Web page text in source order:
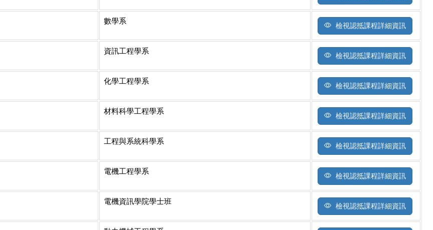
數學系
檢視認抵課程詳細資訊
資訊工程學系
檢視認抵課程詳細資訊
化學工程學系
檢視認抵課程詳細資訊
材料科學工程學系
檢視認抵課程詳細資訊
工程與系統科學系
檢視認抵課程詳細資訊
電機工程學系
檢視認抵課程詳細資訊
電機資訊學院學士班
檢視認抵課程詳細資訊